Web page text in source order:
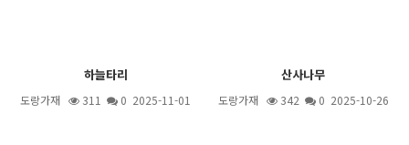
하늘타리
도랑가재 311 0 2025-11-01
산사나무
도랑가재 342 0 2025-10-26